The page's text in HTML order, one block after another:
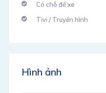
Có chỗ để xe
Tivi / Truyền hình
Hình ảnh